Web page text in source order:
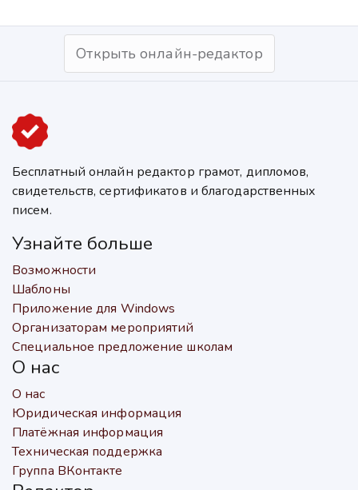
Открыть онлайн-редактор
Бесплатный онлайн редактор грамот, дипломов,
свидетельств, сертификатов и благодарственных
писем.
Узнайте больше
Возможности
Шаблоны
Приложение для Windows
Организаторам мероприятий
Специальное предложение школам
О нас
О нас
Юридическая информация
Платёжная информация
Техническая поддержка
Группа ВКонтакте